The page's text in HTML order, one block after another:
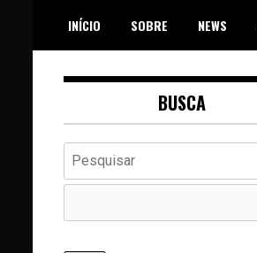
content
INÍCIO SOBRE NEWS
BUSCA